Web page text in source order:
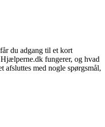
du adgang til et kort
fungerer, og hvad
med nogle spørgsmål,